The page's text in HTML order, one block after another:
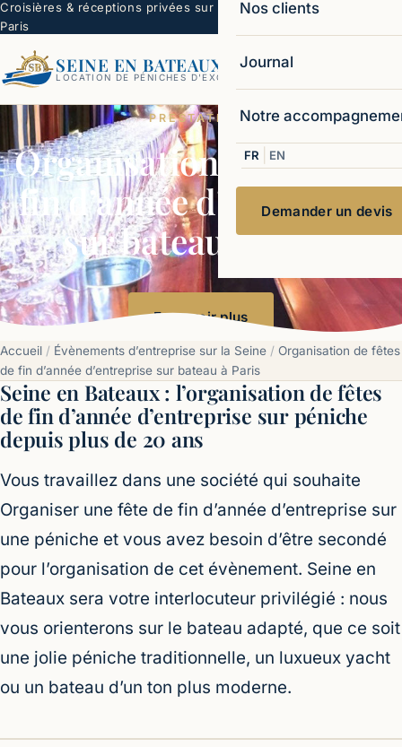
Croisières & réceptions privées sur la Seine —
Paris
☏ 06 22 99 16
SEINE EN BATEAUX
LOCATION DE PÉNICHES D'EXCEPTION
Nos clients
Journal
Notre
FR EN
Demander un devis
PRESTATIONS
Organisation de fêtes de
fin d’année d’entreprise
sur bateau à Paris
En savoir plus
Accueil / Évènements d’entreprise sur la Seine / Organisation de fêtes
de fin d’année d’entreprise sur bateau à Paris
Seine en Bateaux : l’organisation de fêtes
de fin d’année d’entreprise sur péniche
depuis plus de 20 ans
Vous travaillez dans une société qui souhaite
Organiser une fête de fin d’année d’entreprise sur
une péniche et vous avez besoin d’être secondé
pour l’organisation de cet évènement. Seine en
Bateaux sera votre interlocuteur privilégié : nous
vous orienterons sur le bateau adapté, que ce soit
une jolie péniche traditionnelle, un luxueux yacht
ou un bateau d’un ton plus moderne.